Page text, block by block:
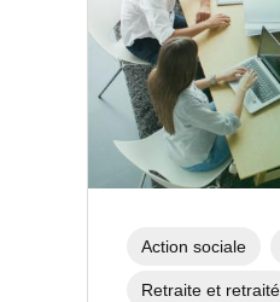
Action sociale
Retraite et retraité